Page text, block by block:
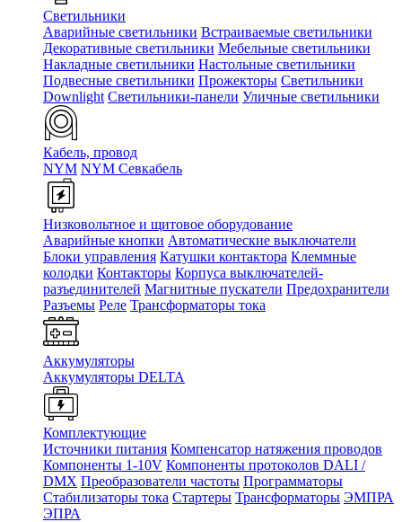
Светильники
Аварийные светильники Встраиваемые светильники
Декоративные светильники Мебельные светильники
Накладные светильники Настольные светильники
Подвесные светильники Прожекторы Светильники
Downlight Светильники-панели Уличные светильники
Кабель, провод
NYM NYM Севкабель
Низковольтное и щитовое оборудование
Аварийные кнопки Автоматические выключатели
Блоки управления Катушки контактора Клеммные
колодки Контакторы Корпуса выключателей-
разъединителей Магнитные пускатели Предохранители
Разъемы Реле Трансформаторы тока
Аккумуляторы
Аккумуляторы DELTA
Комплектующие
Источники питания Компенсатор натяжения проводов
Компоненты 1-10V Компоненты протоколов DALI /
DMX Преобразователи частоты Программаторы
Стабилизаторы тока Стартеры Трансформаторы ЭМПРА
ЭПРА